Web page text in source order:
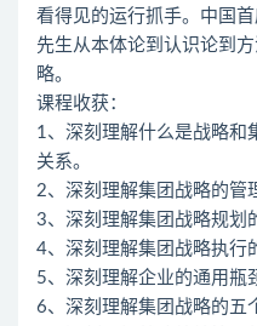
看得见的运行抓手。中国
先生从本体论到认识论到
略。
课程收获：
1、深刻理解什么是战略和
关系。
2、深刻理解集团战略的管
3、深刻理解集团战略规划
4、深刻理解集团战略执行
5、深刻理解企业的通用瓶
6、深刻理解集团战略的五